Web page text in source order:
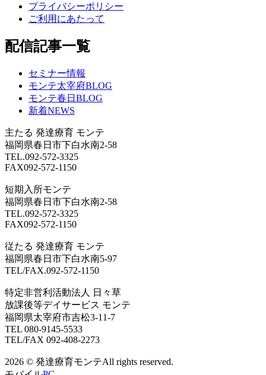
プライバシーポリシー
ご利用にあたって
配信記事一覧
セミナー情報
モンテ太宰府BLOG
モンテ春日BLOG
新着NEWS
主たる 発達療育 モンテ
福岡県春日市下白水南2-58
TEL.092-572-3325
FAX092-572-1150
短期入所モンテ
福岡県春日市下白水南2-58
TEL.092-572-3325
FAX092-572-1150
従たる 発達療育 モンテ
福岡県春日市下白水南5-97
TEL/FAX.092-572-1150
特定非営利活動法人 日々草
放課後等デイサービス モンテ
福岡県太宰府市吉松3-11-7
TEL 080-9145-5533
TEL/FAX 092-408-2273
2026 © 発達療育モンテAll rights reserved.